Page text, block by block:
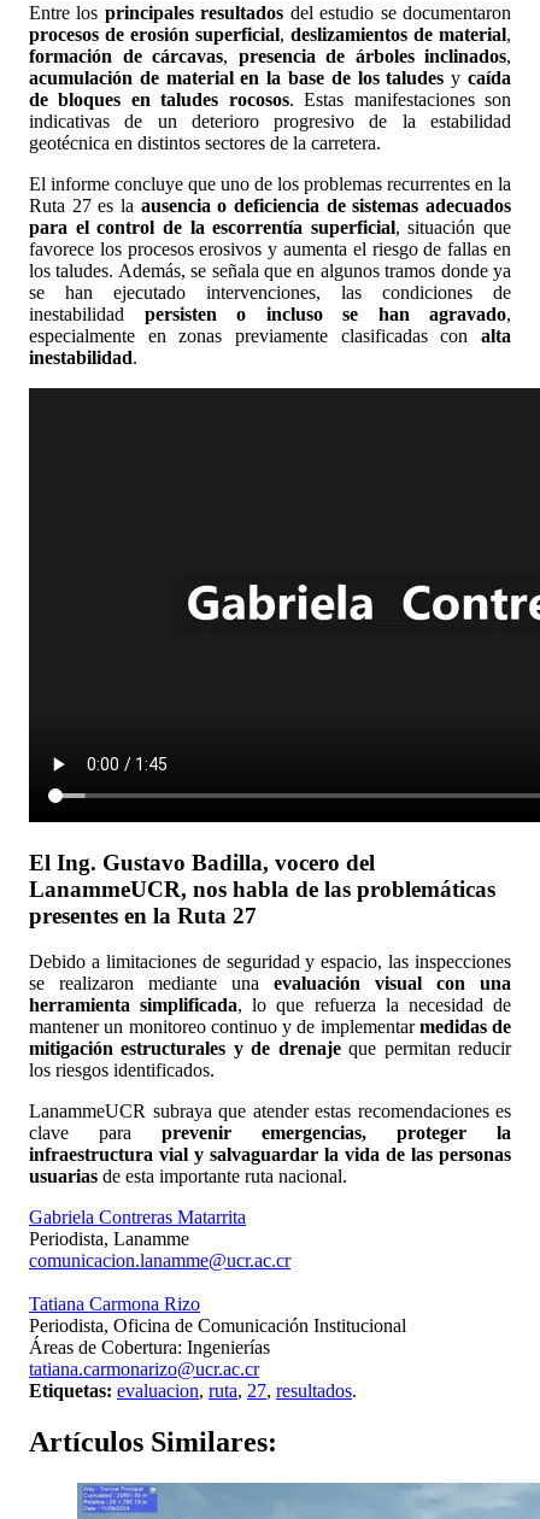
Entre los principales resultados del estudio se documentaron
procesos de erosión superficial, deslizamientos de material,
formación de cárcavas, presencia de árboles inclinados,
acumulación de material en la base de los taludes ycaída
de bloques en taludes rocosos. Estas manifestaciones son
indicativas de un deterioro progresivo de la estabilidad
geotécnica en distintos sectores de la carretera.
El informe concluye que uno de los problemas recurrentes en la
Ruta 27 es la ausencia o deficiencia de sistemas adecuados
para el control de la escorrentía superficial, situación que
favorece los procesos erosivos y aumenta el riesgo de fallas en
los taludes. Además, se señala que en algunos tramos donde ya
se han ejecutado intervenciones, las condiciones de
inestabilidad persisten o incluso se han agravado,
especialmente en zonas previamente clasificadas con alta
inestabilidad.
El Ing. Gustavo Badilla, vocero del
LanammeUCR, nos habla de las problemáticas
presentes en la Ruta 27
Debido a limitaciones de seguridad y espacio, las inspecciones
se realizaron mediante una evaluación visual con una
herramienta simplificada, lo que refuerza la necesidad de
mantener un monitoreo continuo y de implementarmedidas de
mitigación estructurales y de drenajeque permitan reducir
los riesgos identificados.
LanammeUCR subraya que atender estas recomendaciones es
clave para prevenir emergencias, proteger la
infraestructura vial y salvaguardar la vida de las personas
usuarias de esta importante ruta nacional.
Gabriela Contreras Matarrita
Periodista, Lanamme
comunicacion.lanamme@ucr.ac.cr
Tatiana Carmona Rizo
Periodista, Oficina de Comunicación Institucional
Áreas de Cobertura: Ingenierías
tatiana.carmonarizo@ucr.ac.cr
Etiquetas: evaluacion, ruta, 27, resultados.
Artículos Similares: